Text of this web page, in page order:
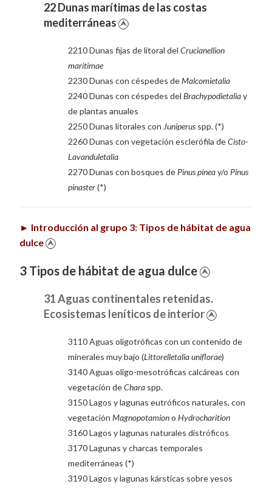
22 Dunas marítimas de las costas
mediterráneas
2210 Dunas fijas de litoral delCrucianellion
maritimae
2230 Dunas con céspedes deMalcomietalia
2240 Dunas con céspedes delBrachypodietaliay
de plantas anuales
2250 Dunas litorales con Juniperus spp. (*)
2260 Dunas con vegetación esclerófila deCisto-
Lavanduletalia
2270 Dunas con bosques de Pinus pineay/o Pinus
pinaster(*)
► Introducción al grupo 3: Tipos de hábitat de agua
dulce
3 Tipos de hábitat de agua dulce
31 Aguas continentales retenidas.
Ecosistemas leníticos de interior
3110 Aguas oligotróficas con un contenido de
minerales muy bajo (Littorelletalia uniflorae)
3140 Aguas oligo-mesotróficas calcáreas con
vegetación deChara spp.
3150 Lagos y lagunas eutróficos naturales, con
vegetaciónMagnopotamionoHydrocharition
3160 Lagos y lagunas naturales distróficos
3170 Lagunas y charcas temporales
mediterráneas (*)
3190 Lagos y lagunas kársticas sobre yesos